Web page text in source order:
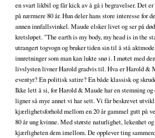
en svart likbil og får kick av å gå i begravelser. Det
på nærmere 80 år. Hun deler hans store interesse for
annen innfallsvinkel. Maude elsker livet og ser på
kretsløpet. "The earth is my body, my head is in the
utrangert togvogn og bruker tiden sin til å stå
innretninger som man kan lukte snø i. I møtet med
livslysten livner Harold gradvis til. Hva er Harold &
eventyr? En politisk satire? En både klassisk og
Ikke lett å si, for Harold & Maude har en stemning og
ligner så mye annet vi har sett. Vi får beskrevet
kjærlighetsforhold mellom en 20 år gammel gutt på
80 år ung kvinne. Med største naturlighet, lekenhet
kjærligheten dem imellom. De opplever ting